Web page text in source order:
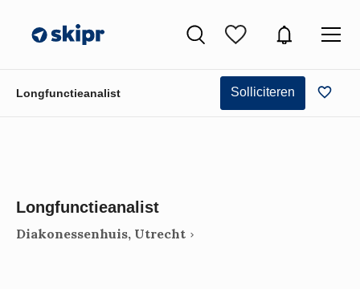
Longfunctieanalist Solliciteren
Longfunctieanalist
Diakonessenhuis, Utrecht